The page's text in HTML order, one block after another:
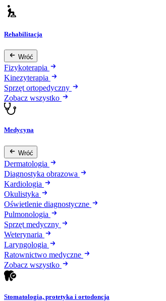
Rehabilitacja
Wróć
Fizykoterapia
Kinezyterapia
Sprzęt ortopedyczny
Zobacz wszystko
Medycyna
Wróć
Dermatologia
Diagnostyka obrazowa
Kardiologia
Okulistyka
Oświetlenie diagnostyczne
Pulmonologia
Sprzęt medyczny
Weterynaria
Laryngologia
Ratownictwo medyczne
Zobacz wszystko
Stomatologia, protetyka i ortodoncja